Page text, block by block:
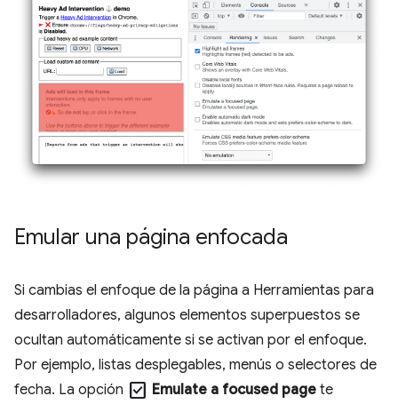
Emular una página enfocada
Si cambias el enfoque de la página a Herramientas para
desarrolladores, algunos elementos superpuestos se
ocultan automáticamente si se activan por el enfoque.
Por ejemplo, listas desplegables, menús o selectores de
fecha. La opción check_box Emulate a focused page te